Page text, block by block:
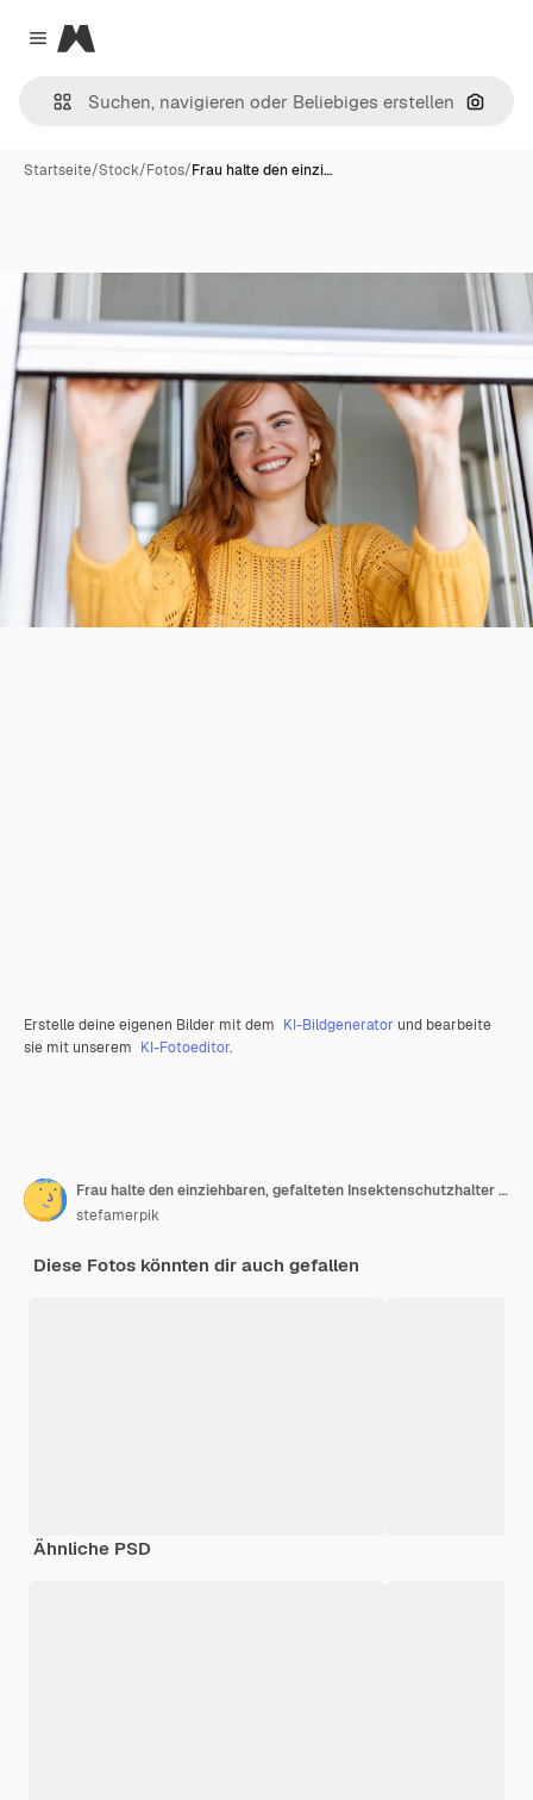
Close menu
Magnific
Nach
Startseite/Stock/Fotos/Frau halte den einzi…
Erstelle deine eigenen Bilder mit dem KI-Bildgenerator und bearbeite
sie mit unserem KI-Fotoeditor.
Frau halte den einziehbaren, gefalteten Insektenschutzhalter zur Öffnung oder Schließung der Fenstermoskitonetze in der Hand
stefamerpik
Diese Fotos könnten dir auch gefallen
Ähnliche PSD